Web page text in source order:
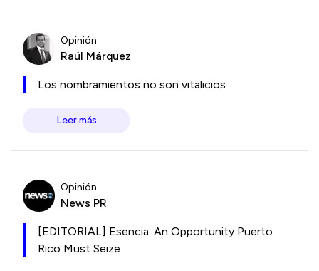
Opinión
Raúl Márquez
Los nombramientos no son vitalicios
Leer más
Opinión
News PR
[EDITORIAL] Esencia: An Opportunity Puerto
Rico Must Seize